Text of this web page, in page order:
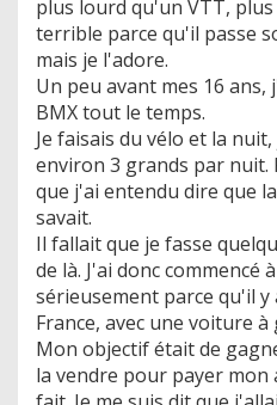
plus lourd qu'un VTT,
terrible parce qu'il passe
mais je l'adore.
Un peu avant mes 16 ans,
BMX tout le temps.
Je faisais du vélo et la
environ 3 grands par nuit.
que j'ai entendu dire que
savait.
Il fallait que je fasse
de là. J'ai donc commencé
sérieusement parce qu'il
France, avec une voiture à
Mon objectif était de
la vendre pour payer mon